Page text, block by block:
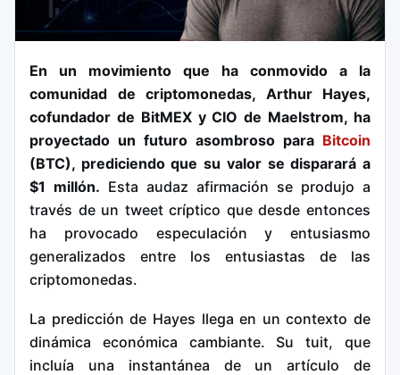
En un movimiento que ha conmovido a la
comunidad de criptomonedas, Arthur Hayes,
cofundador de BitMEX y CIO de Maelstrom, ha
proyectado un futuro asombroso para Bitcoin
(BTC), prediciendo que su valor se disparará a
$1 millón. Esta audaz afirmación se produjo a
través de un tweet críptico que desde entonces
ha provocado especulación y entusiasmo
generalizados entre los entusiastas de las
criptomonedas.
La predicción de Hayes llega en un contexto de
dinámica económica cambiante. Su tuit, que
incluía una instantánea de un artículo de